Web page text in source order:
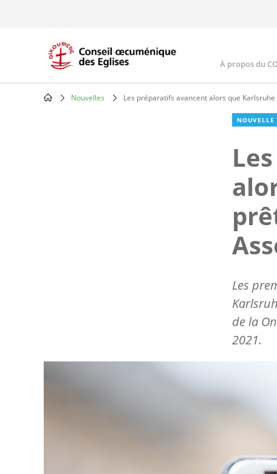
Main
À propos du
Nouvelles Les préparatifs avancent alors que
NOUVELLE
Les
de la
2021.